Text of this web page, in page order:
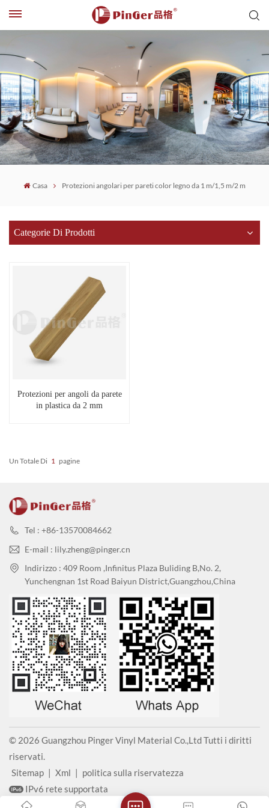
Casa Protezioni angolari per pareti color legno da 1 m/1,5 m/2 m
Categorie Di Prodotti
Protezioni per angoli da parete
in plastica da 2 mm
Un Totale Di 1 Pagine
Tel : +86-13570084662
E-mail : lily.zheng@pinger.cn
Indirizzo : 409 Room ,Infinitus Plaza Buliding B,No. 2,
Yunchengnan 1st Road Baiyun District,Guangzhou,China
© 2026 Guangzhou Pinger Vinyl Material Co.,Ltd Tutti i diritti
riservati.
Sitemap | Xml | politica sulla riservatezza
IPv6 rete supportata